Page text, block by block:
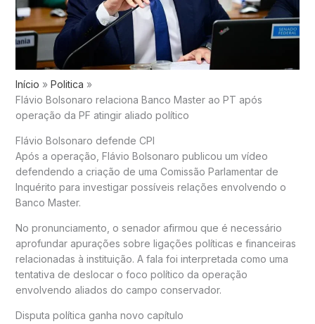
Início
Politica
Flávio Bolsonaro relaciona Banco Master ao PT após
operação da PF atingir aliado político
Flávio Bolsonaro defende CPI
Após a operação, Flávio Bolsonaro publicou um vídeo
defendendo a criação de uma Comissão Parlamentar de
Inquérito para investigar possíveis relações envolvendo o
Banco Master.
No pronunciamento, o senador afirmou que é necessário
aprofundar apurações sobre ligações políticas e financeiras
relacionadas à instituição. A fala foi interpretada como uma
tentativa de deslocar o foco político da operação
envolvendo aliados do campo conservador.
Disputa política ganha novo capítulo